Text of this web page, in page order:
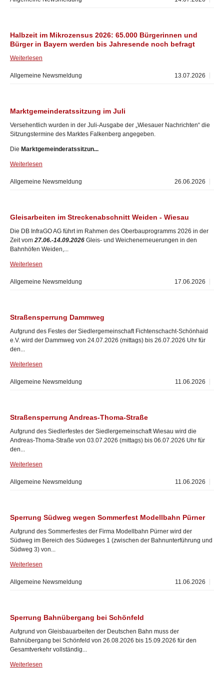
Halbzeit im Mikrozensus 2026: 65.000 Bürgerinnen und
Bürger in Bayern werden bis Jahresende noch befragt
Weiterlesen
13.07.2026
Allgemeine Newsmeldung
Marktgemeinderatssitzung im Juli
Versehentlich wurden in der Juli-Ausgabe der „Wiesauer Nachrichten“ die
Sitzungstermine des Marktes Falkenberg angegeben.
Die Marktgemeinderatssitzun...
Weiterlesen
26.06.2026
Allgemeine Newsmeldung
Gleisarbeiten im Streckenabschnitt Weiden - Wiesau
Die DB InfraGO AG führt im Rahmen des Oberbauprogramms 2026 in der
Zeit vom 27.06.-14.09.2026 Gleis- und Weichenerneuerungen in den
Bahnhöfen Weiden,...
Weiterlesen
17.06.2026
Allgemeine Newsmeldung
Straßensperrung Dammweg
Aufgrund des Festes der Siedlergemeinschaft Fichtenschacht-Schönhaid
e.V. wird der Dammweg von 24.07.2026 (mittags) bis 26.07.2026 Uhr für
den...
Weiterlesen
11.06.2026
Allgemeine Newsmeldung
Straßensperrung Andreas-Thoma-Straße
Aufgrund des Siedlerfestes der Siedlergemeinschaft Wiesau wird die
Andreas-Thoma-Straße von 03.07.2026 (mittags) bis 06.07.2026 Uhr für
den...
Weiterlesen
11.06.2026
Allgemeine Newsmeldung
Sperrung Südweg wegen Sommerfest Modellbahn Pürner
Aufgrund des Sommerfestes der Firma Modellbahn Pürner wird der
Südweg im Bereich des Südweges 1 (zwischen der Bahnunterführung und
Südweg 3) von...
Weiterlesen
11.06.2026
Allgemeine Newsmeldung
Sperrung Bahnübergang bei Schönfeld
Aufgrund von Gleisbauarbeiten der Deutschen Bahn muss der
Bahnübergang bei Schönfeld von 26.08.2026 bis 15.09.2026 für den
Gesamtverkehr vollständig...
Weiterlesen